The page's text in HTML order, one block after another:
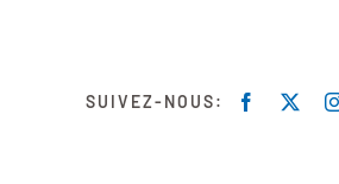
SUIVEZ-NOUS: